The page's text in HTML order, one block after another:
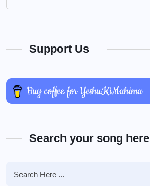
Support Us
Search your song here